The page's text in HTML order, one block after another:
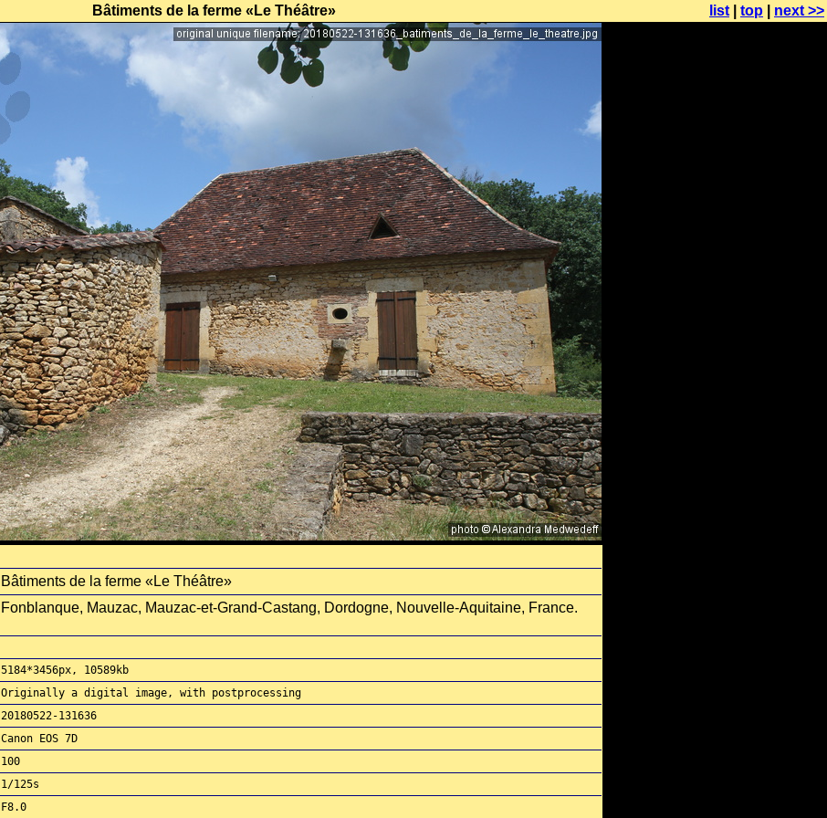
Bâtiments de la ferme «Le Théâtre» list top next >>
Bâtiments de la ferme «Le Théâtre»
Fonblanque, Mauzac, Mauzac-et-Grand-Castang, Dordogne, Nouvelle-Aquitaine, France.
5184*3456px, 10589kb
Originally a digital image, with postprocessing
20180522-131636
Canon EOS 7D
100
1/125s
F8.0